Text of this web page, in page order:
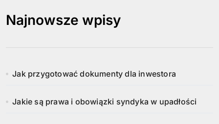
Najnowsze wpisy
Jak przygotować dokumenty dla inwestora
Jakie są prawa i obowiązki syndyka w upadłości